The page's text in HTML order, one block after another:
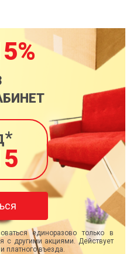
единоразово только в
с другими акциями. Действует
платного въезда.